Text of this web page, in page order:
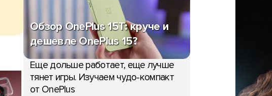
Обзор OnePlus 15T: круче и
дешевле OnePlus 15?
Еще дольше работает, еще лучше
тянет игры. Изучаем чудо-компакт
от OnePlus